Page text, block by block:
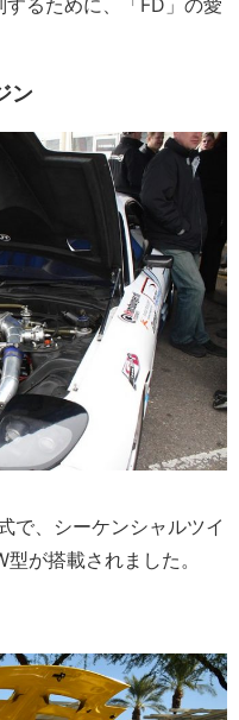
ン
で、シーケンシャルツイ
が搭載されました。